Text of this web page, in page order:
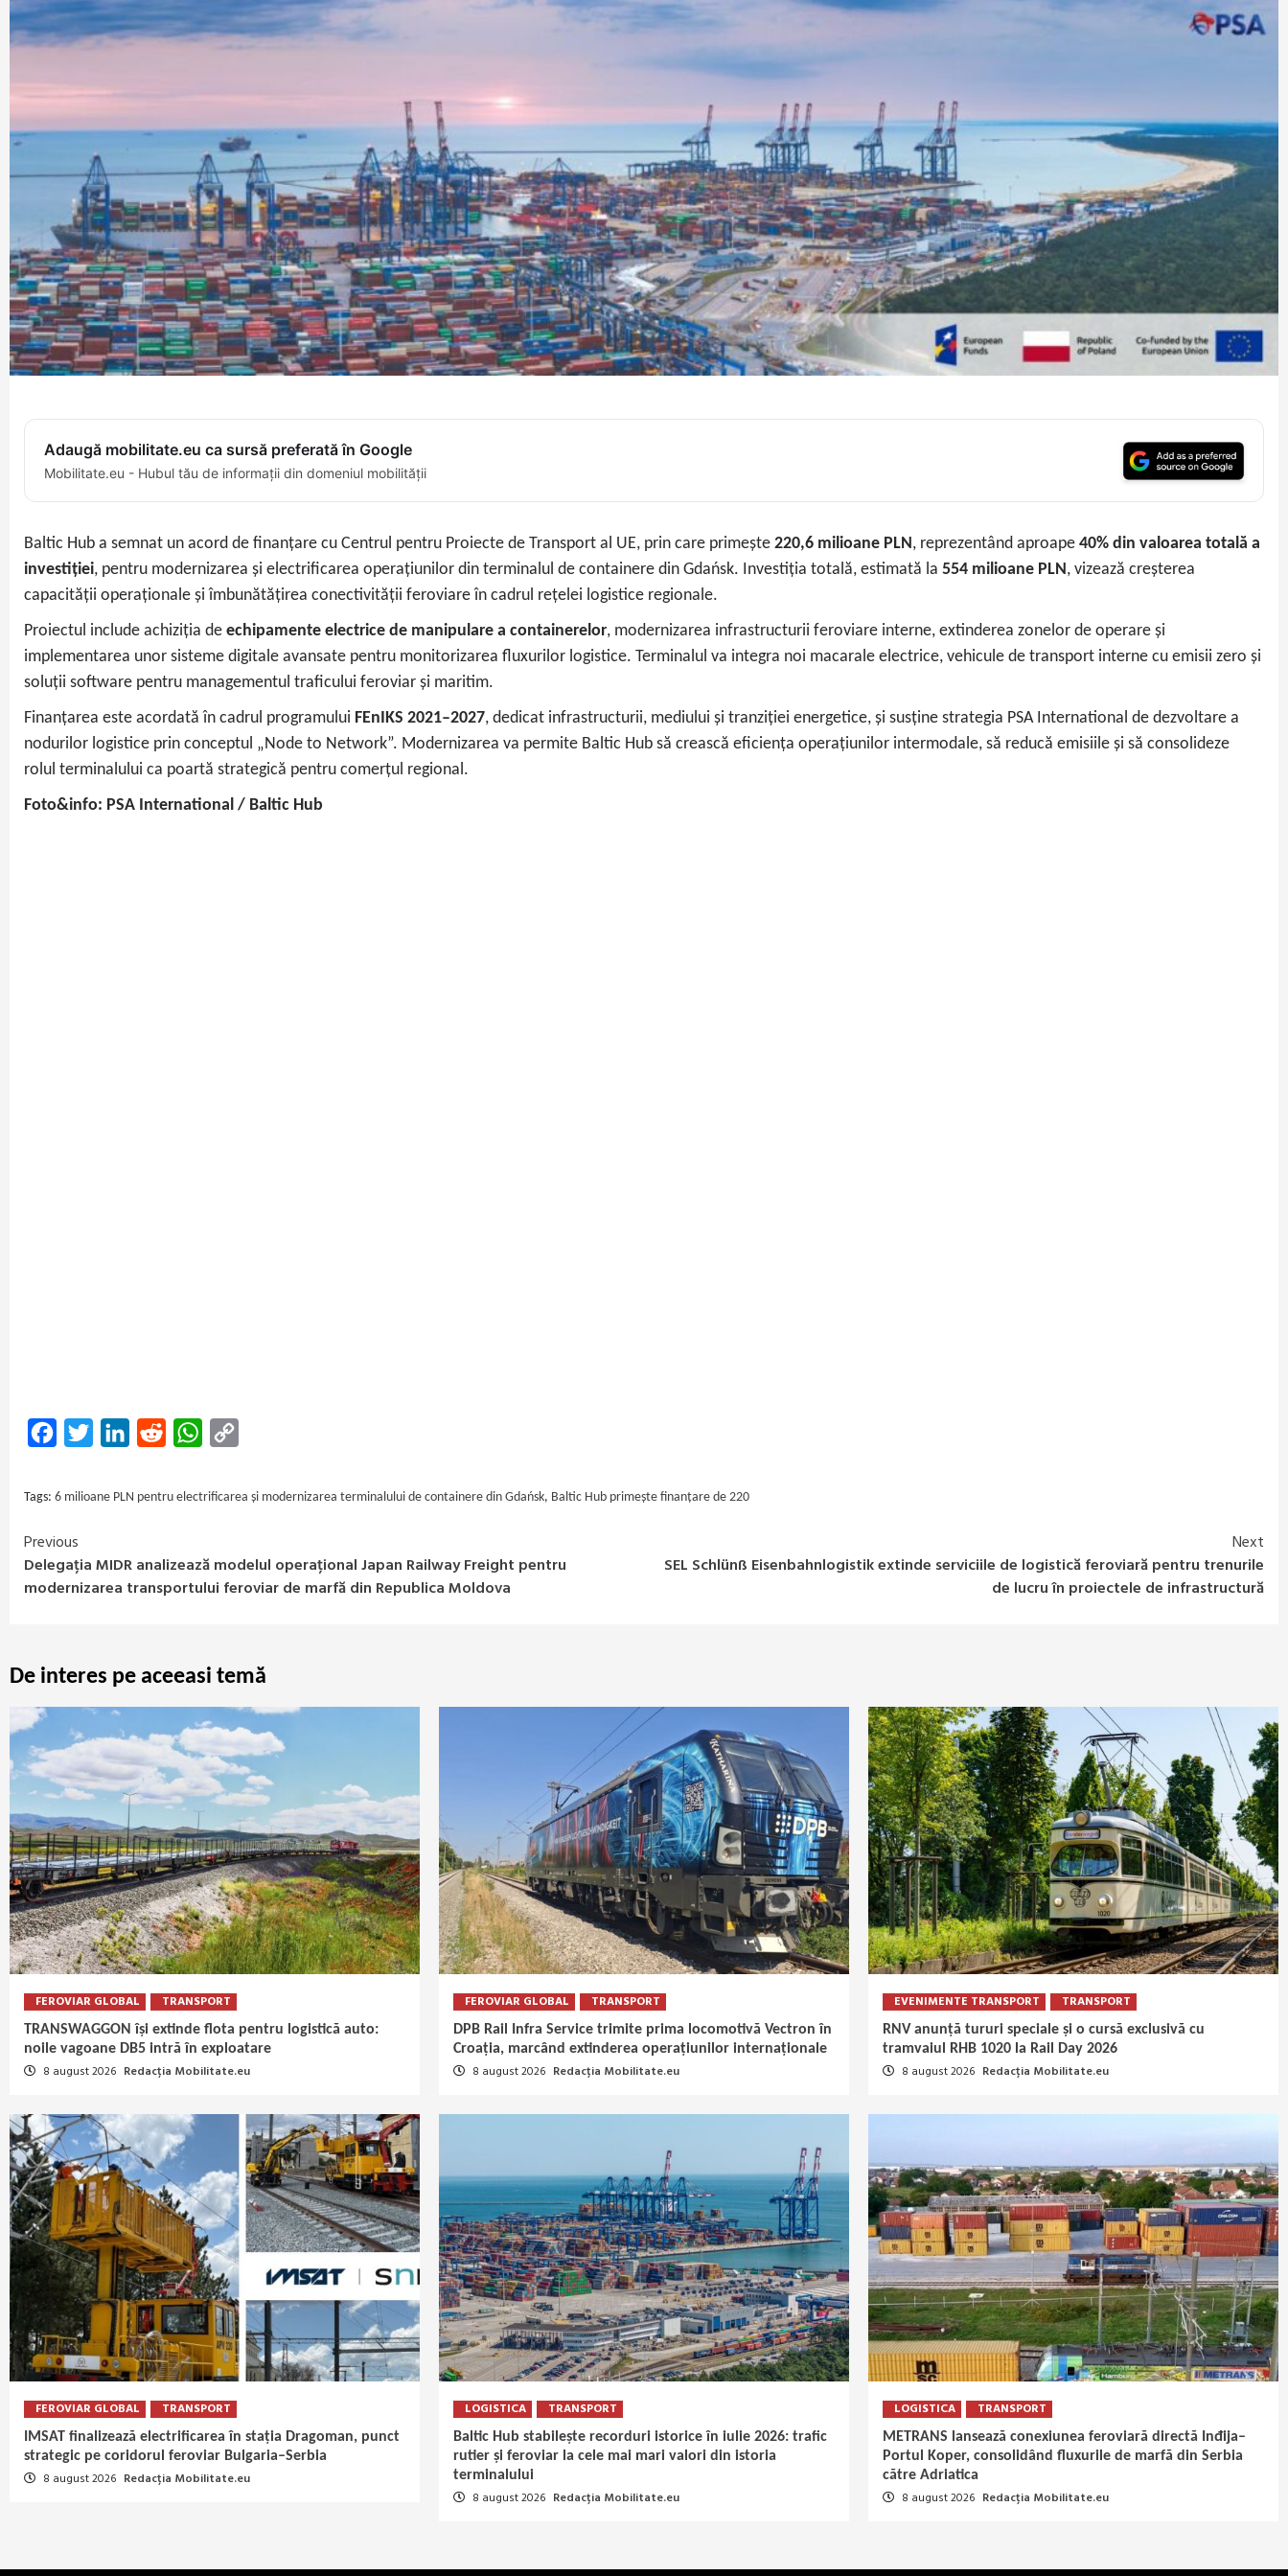
Adaugă mobilitate.eu ca sursă preferată în Google
Mobilitate.eu - Hubul tău de informații din domeniul mobilității
Baltic Hub a semnat un acord de finanțare cu Centrul pentru Proiecte de Transport al UE, prin care primește 220,6 milioane PLN, reprezentând aproape 40% din valoarea totală a
investiției, pentru modernizarea și electrificarea operațiunilor din terminalul de containere din Gdańsk. Investiția totală, estimată la 554 milioane PLN, vizează creșterea
capacității operaționale și îmbunătățirea conectivității feroviare în cadrul rețelei logistice regionale.
Proiectul include achiziția de echipamente electrice de manipulare a containerelor, modernizarea infrastructurii feroviare interne, extinderea zonelor de operare și
implementarea unor sisteme digitale avansate pentru monitorizarea fluxurilor logistice. Terminalul va integra noi macarale electrice, vehicule de transport interne cu emisii zero și
soluții software pentru managementul traficului feroviar și maritim.
Finanțarea este acordată în cadrul programului FEnIKS 2021–2027, dedicat infrastructurii, mediului și tranziției energetice, și susține strategia PSA International de dezvoltare a
nodurilor logistice prin conceptul „Node to Network”. Modernizarea va permite Baltic Hub să crească eficiența operațiunilor intermodale, să reducă emisiile și să consolideze
rolul terminalului ca poartă strategică pentru comerțul regional.
Foto&info: PSA International / Baltic Hub
FacebookTwitter LinkedInReddit WhatsApp
Tags: 6 milioane PLN pentru electrificarea și modernizarea terminalului de containere din Gdańsk, Baltic Hub primește finanțare de 220
Continue
Reading
Previous
Delegația MIDR analizează modelul operațional Japan Railway Freight pentru
modernizarea transportului feroviar de marfă din Republica Moldova
Next
SEL Schlünß Eisenbahnlogistik extinde serviciile de logistică feroviară pentru trenurile
de lucru în proiectele de infrastructură
De interes pe aceeasi temă
FEROVIAR GLOBAL TRANSPORT
TRANSWAGGON își extinde flota pentru logistică auto:
noile vagoane DB5 intră în exploatare
8 august 2026 Redacția Mobilitate.eu
FEROVIAR GLOBAL TRANSPORT
DPB Rail Infra Service trimite prima locomotivă Vectron în
Croația, marcând extinderea operațiunilor internaționale
8 august 2026 Redacția Mobilitate.eu
EVENIMENTE TRANSPORT TRANSPORT
RNV anunță tururi speciale și o cursă exclusivă cu
tramvaiul RHB 1020 la Rail Day 2026
8 august 2026 Redacția Mobilitate.eu
FEROVIAR GLOBAL TRANSPORT
IMSAT finalizează electrificarea în stația Dragoman, punct
strategic pe coridorul feroviar Bulgaria–Serbia
8 august 2026 Redacția Mobilitate.eu
LOGISTICA TRANSPORT
Baltic Hub stabilește recorduri istorice în iulie 2026: trafic
rutier și feroviar la cele mai mari valori din istoria
terminalului
8 august 2026 Redacția Mobilitate.eu
LOGISTICA TRANSPORT
METRANS lansează conexiunea feroviară directă Inđija–
Portul Koper, consolidând fluxurile de marfă din Serbia
către Adriatica
8 august 2026 Redacția Mobilitate.eu